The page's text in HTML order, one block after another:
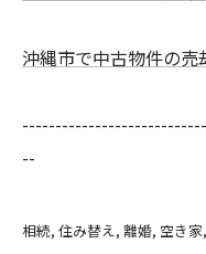
沖縄市で中古物件の売
--
相続 住み替え 離婚 空き家